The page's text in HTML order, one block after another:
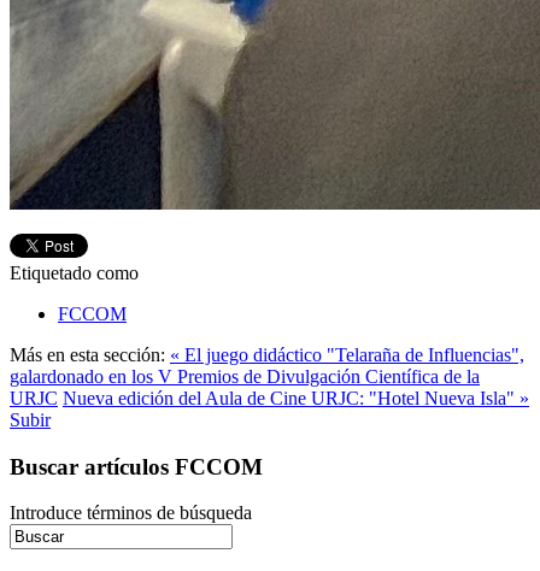
Etiquetado como
FCCOM
Más en esta sección: « El juego didáctico "Telaraña de Influencias",
galardonado en los V Premios de Divulgación Científica de la
URJC Nueva edición del Aula de Cine URJC: "Hotel Nueva Isla" »
Subir
Buscar artículos FCCOM
Introduce términos de búsqueda